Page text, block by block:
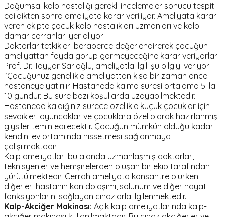
Doğumsal kalp hastalığı gerekli incelemeler sonucu tespit
edildikten sonra ameliyata karar veriliyor. Ameliyata karar
veren ekipte çocuk kalp hastalıkları uzmanları ve kalp
damar cerrahları yer alıyor.
Doktorlar tetkikleri beraberce değerlendirerek çocuğun
ameliyattan fayda görüp görmeyeceğine karar veriyorlar.
Prof. Dr. Tayyar Sarıoğlu, ameliyatla ilgili şu bilgiyi veriyor:
“Çocuğunuz genellikle ameliyattan kısa bir zaman önce
hastaneye yatırılır. Hastanede kalma süresi ortalama 5 ila
10 gündür. Bu süre bazı koşullarda uzayabilmektedir.
Hastanede kaldığınız sürece özellikle küçük çocuklar için
sevdikleri oyuncaklar ve çocuklara özel olarak hazırlanmış
giysiler temin edilecektir. Çocuğun mümkün olduğu kadar
kendini ev ortamında hissetmesi sağlanmaya
çalışılmaktadır.
Kalp ameliyatları bu alanda uzmanlaşmış doktorlar,
teknisyenler ve hemşirelerden oluşan bir ekip tarafından
yürütülmektedir. Cerrah ameliyata konsantre olurken
diğerleri hastanın kan dolaşımı, solunum ve diğer hayati
fonksiyonlarını sağlayan cihazlarla ilgilenmektedir.
Kalp-Akciğer Makinası: Açık kalp ameliyatlarında kalp-